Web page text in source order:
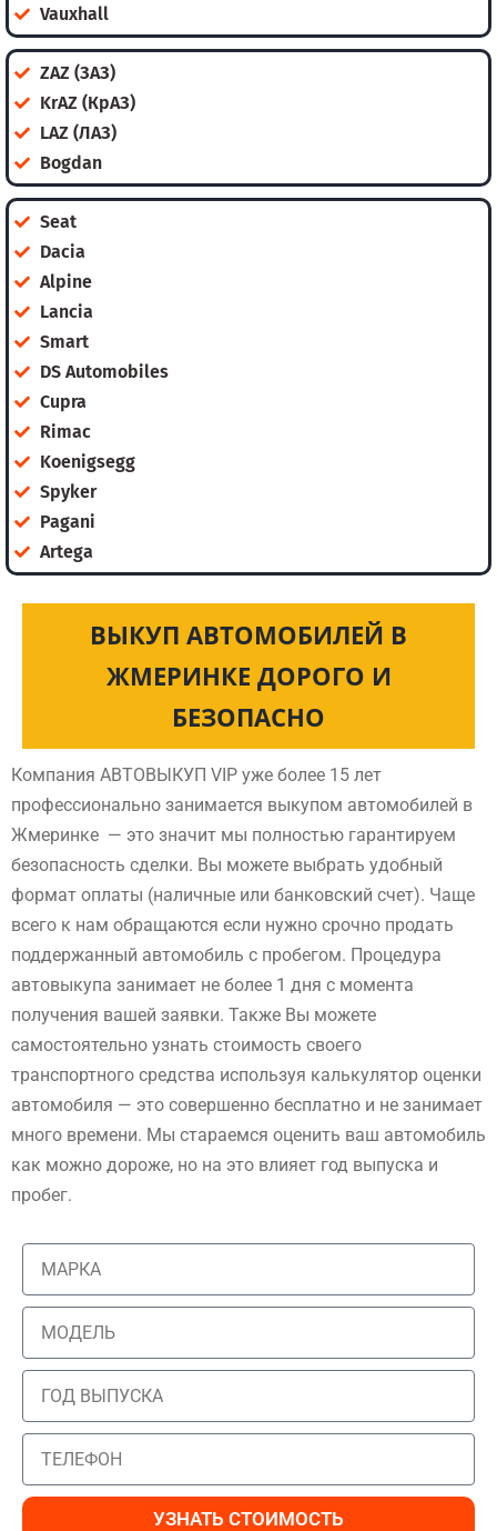
Vauxhall
ZAZ (ЗАЗ)
KrAZ (КрАЗ)
LAZ (ЛАЗ)
Bogdan
Seat
Dacia
Alpine
Lancia
Smart
DS Automobiles
Cupra
Rimac
Koenigsegg
Spyker
Pagani
Artega
ВЫКУП АВТОМОБИЛЕЙ В
ЖМЕРИНКЕ ДОРОГО И
БЕЗОПАСНО
Компания АВТОВЫКУП VIP уже более 15 лет
профессионально занимается выкупом автомобилей в
Жмеринке — это значит мы полностью гарантируем
безопасность сделки. Вы можете выбрать удобный
формат оплаты (наличные или банковский счет). Чаще
всего к нам обращаются если нужно срочно продать
поддержанный автомобиль с пробегом. Процедура
автовыкупа занимает не более 1 дня с момента
получения вашей заявки. Также Вы можете
самостоятельно узнать стоимость своего
транспортного средства используя калькулятор оценки
автомобиля — это совершенно бесплатно и не занимает
много времени. Мы стараемся оценить ваш автомобиль
как можно дороже, но на это влияет год выпуска и
пробег.
УЗНАТЬ СТОИМОСТЬ